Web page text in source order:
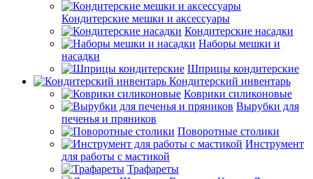
Кондитерские мешки и аксессуары
Кондитерские насадки
Наборы мешки и
насадки
Шприцы кондитерские
Кондитерский инвентарь
Коврики силиконовые
Вырубки для
печенья и пряников
Поворотные столики
Инструмент
для работы с мастикой
Трафареты